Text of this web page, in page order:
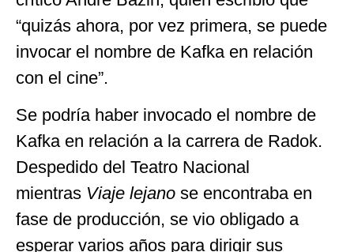
“quizás ahora, por vez primera, se puede
invocar el nombre de Kafka en relación
con el cine”.
Se podría haber invocado el nombre de
Kafka en relación a la carrera de Radok.
Despedido del Teatro Nacional
mientras Viaje lejano se encontraba en
fase de producción, se vio obligado a
esperar varios años para dirigir sus